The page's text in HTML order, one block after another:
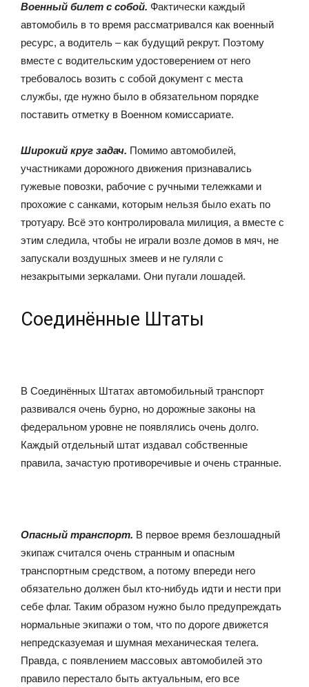
Военный билет с собой. Фактически каждый
автомобиль в то время рассматривался как военный
ресурс, а водитель – как будущий рекрут. Поэтому
вместе с водительским удостоверением от него
требовалось возить с собой документ с места
службы, где нужно было в обязательном порядке
поставить отметку в Военном комиссариате.
Широкий круг задач. Помимо автомобилей,
участниками дорожного движения признавались
гужевые повозки, рабочие с ручными тележками и
прохожие с санками, которым нельзя было ехать по
тротуару. Всё это контролировала милиция, а вместе с
этим следила, чтобы не играли возле домов в мяч, не
запускали воздушных змеев и не гуляли с
незакрытыми зеркалами. Они пугали лошадей.
Соединённые Штаты
В Соединённых Штатах автомобильный транспорт
развивался очень бурно, но дорожные законы на
федеральном уровне не появлялись очень долго.
Каждый отдельный штат издавал собственные
правила, зачастую противоречивые и очень странные.
Опасный транспорт. В первое время безлошадный
экипаж считался очень странным и опасным
транспортным средством, а потому впереди него
обязательно должен был кто-нибудь идти и нести при
себе флаг. Таким образом нужно было предупреждать
нормальные экипажи о том, что по дороге движется
непредсказуемая и шумная механическая телега.
Правда, с появлением массовых автомобилей это
правило перестало быть актуальным, его все